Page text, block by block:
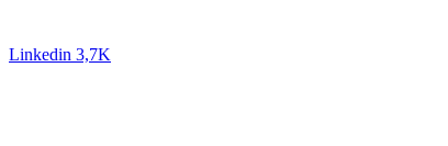
Linkedin 3,7K